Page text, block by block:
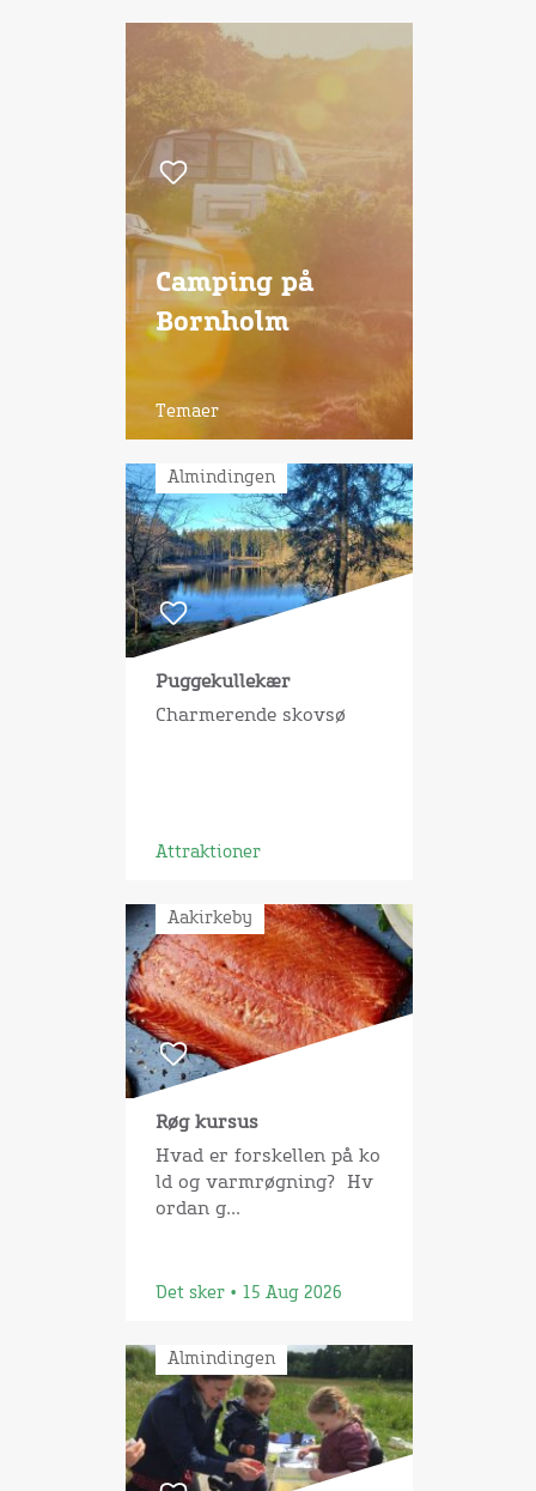
Camping på
Bornholm
Temaer
Almindingen
Puggekullekær
Charmerende skovsø
Attraktioner
Aakirkeby
Røg kursus
Hvad er forskellen på ko
ld og varmrøgning? Hv
ordan g...
Det sker • 15 Aug 2026
Almindingen